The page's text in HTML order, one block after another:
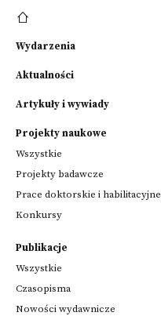
Wydarzenia
Aktualności
Artykuły i wywiady
Projekty naukowe
Wszystkie
Projekty badawcze
Prace doktorskie i habilitacyjne
Konkursy
Publikacje
Wszystkie
Czasopisma
Nowości wydawnicze